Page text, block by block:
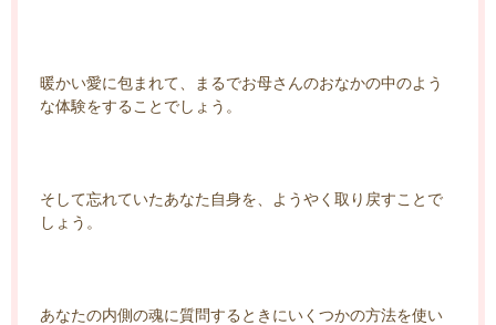
暖かい愛に包まれて、まるでお母さんのおなかの中のよう
な体験をすることでしょう。
そして忘れていたあなた自身を、ようやく取り戻すことで
しょう。
あなたの内側の魂に質問するときにいくつかの方法を使い